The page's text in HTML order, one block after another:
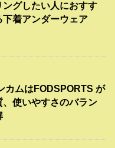
グしたい人におすす
着アンダーウェア
カムはFODSPORTS が
、使いやすさのバラン